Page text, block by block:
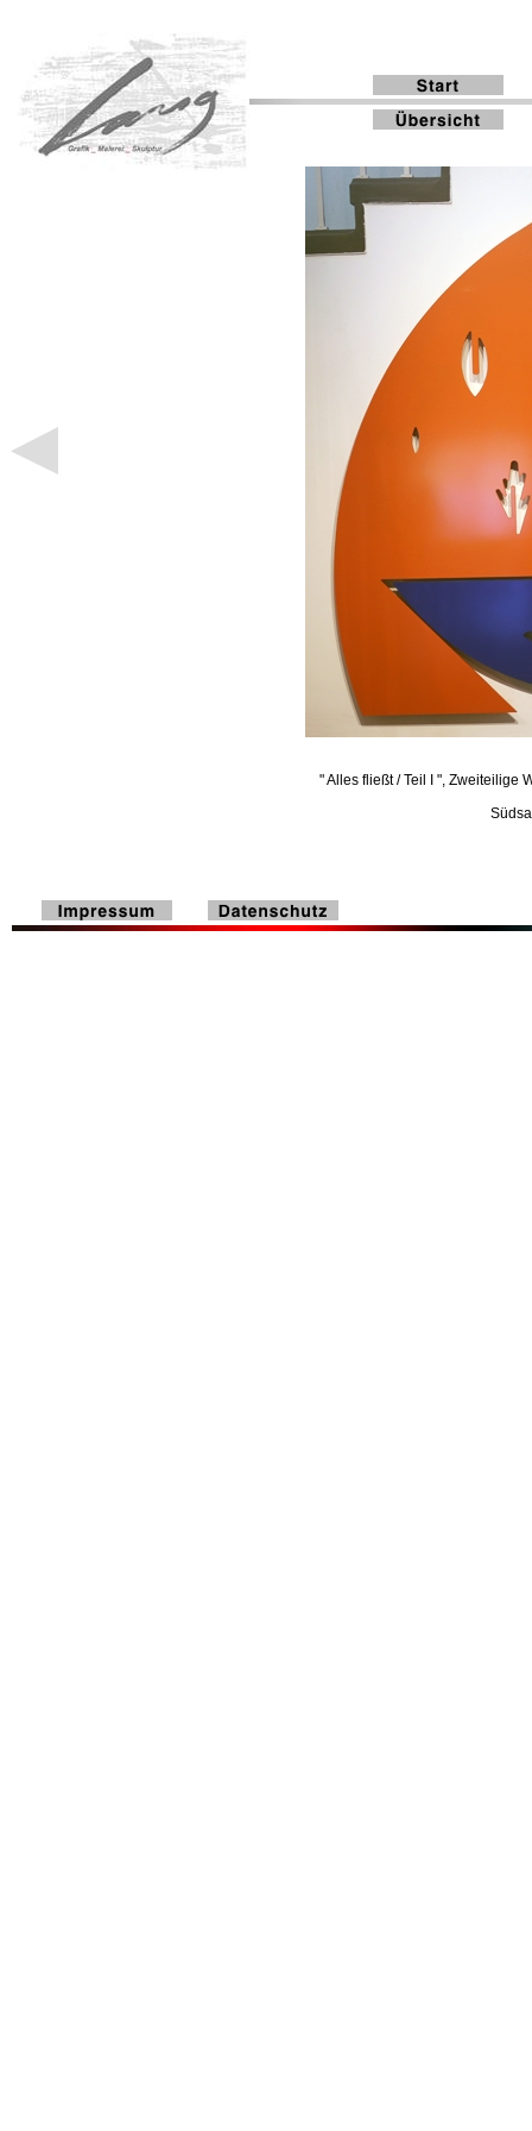
" Alles fließt / Teil I ", Zweiteilige